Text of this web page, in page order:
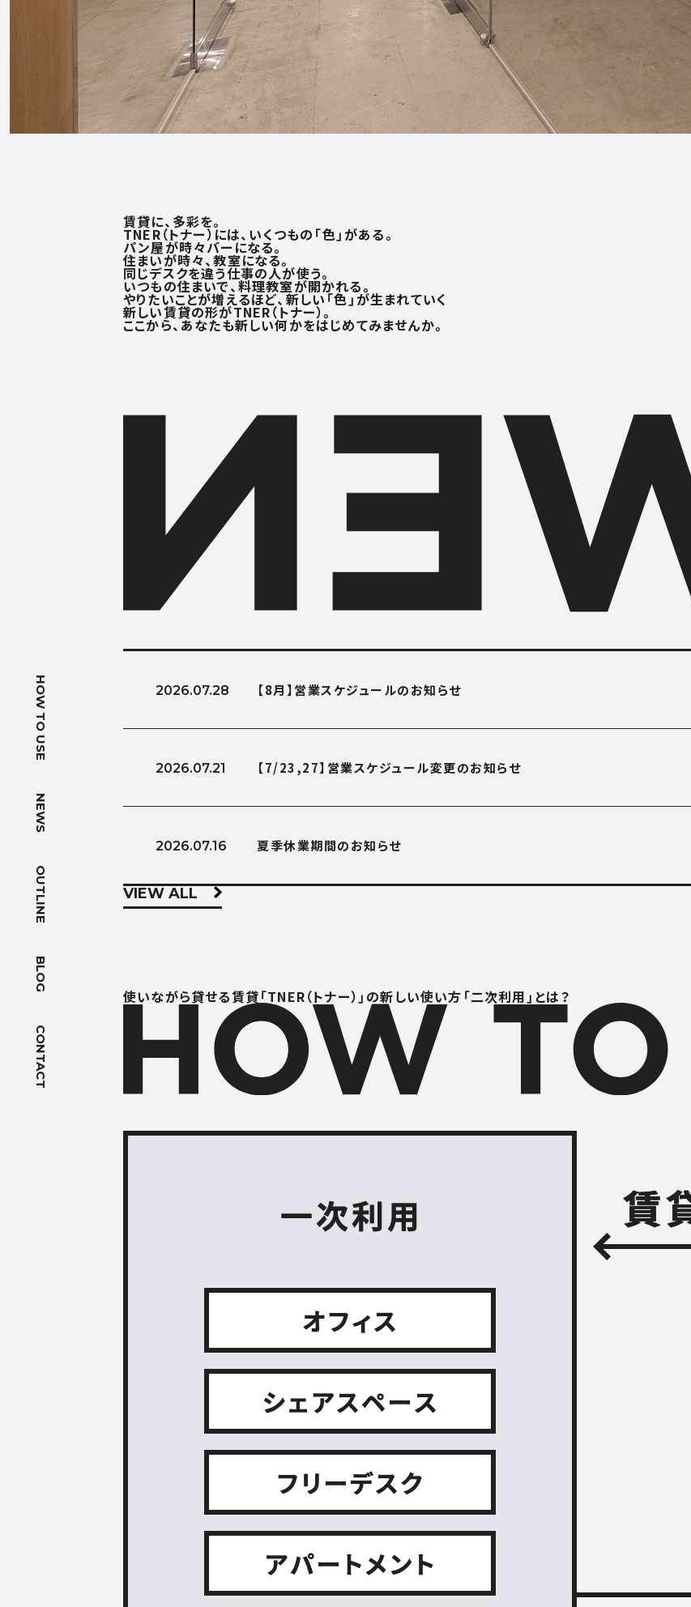
HOW TO USE
NEWS
OUTLINE
BLOG
CONTACT
HOW TO USE
NEWS
OUTLINE
ACCESS
アクセス
FOLLOW US
CONTACT
お問い合わせ
賃貸に、多彩を。
TNER（トナー）には、いくつもの「色」がある。
パン屋が時々バーになる。
住まいが時々、教室になる。
同じデスクを違う仕事の人が使う。
いつもの住まいで、料理教室が開かれる。
やりたいことが増えるほど、 新しい「色」が生まれていく
新しい賃貸の形がTNER（トナー）。
ここから、あなたも新しい何かをはじめてみませんか。
2026.07.28 【8月】営業スケジュールのお知らせ
2026.07.21 【7/23,27】営業スケジュール変更のお知らせ
2026.07.16 夏季休業期間のお知らせ
VIEW ALL
使いながら貸せる賃貸「TNER（トナー）」の新しい使い方「二次利用」とは？